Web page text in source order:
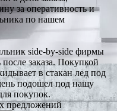
за оперативность и
по нашем
side-by-side фирмы
заказа. Покупкой
в стакан лед под
подошел под нашу
покупок.
предложений